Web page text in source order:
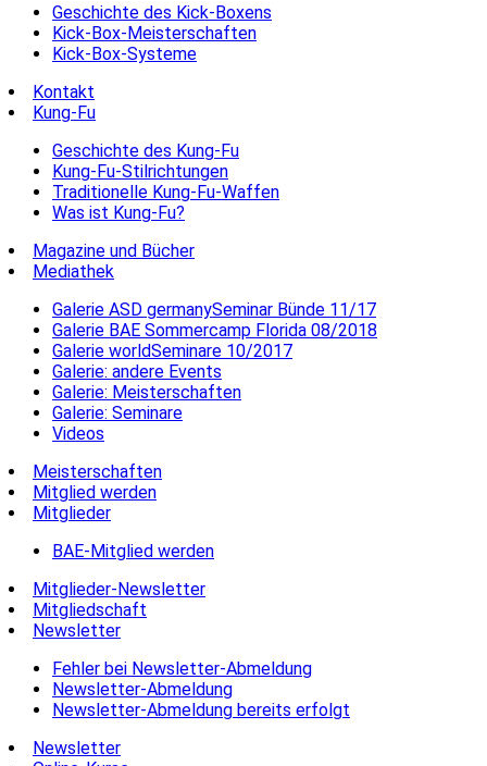
Geschichte des Kick-Boxens
Kick-Box-Meisterschaften
Kick-Box-Systeme
Kontakt
Kung-Fu
Geschichte des Kung-Fu
Kung-Fu-Stilrichtungen
Traditionelle Kung-Fu-Waffen
Was ist Kung-Fu?
Magazine und Bücher
Mediathek
Galerie ASD germanySeminar Bünde 11/17
Galerie BAE Sommercamp Florida 08/2018
Galerie worldSeminare 10/2017
Galerie: andere Events
Galerie: Meisterschaften
Galerie: Seminare
Videos
Meisterschaften
Mitglied werden
Mitglieder
BAE-Mitglied werden
Mitglieder-Newsletter
Mitgliedschaft
Newsletter
Fehler bei Newsletter-Abmeldung
Newsletter-Abmeldung
Newsletter-Abmeldung bereits erfolgt
Newsletter